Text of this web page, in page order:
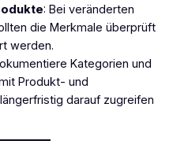
: Bei veränderten
die Merkmale überprüft
werden.
Kategorien und
Produkt- und
darauf zugreifen